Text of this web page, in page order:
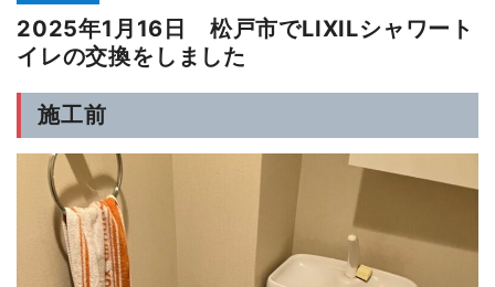
2025年1月16日 松戸市でLIXILシャワート
イレの交換をしました
施工前